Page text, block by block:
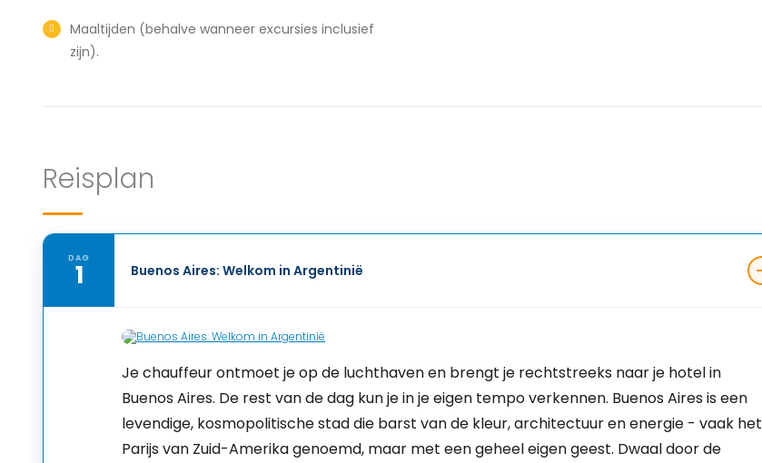
Maaltijden (behalve wanneer excursies inclusief
zijn).
Reisplan
DAG
1 Buenos Aires: Welkom in Argentinië
Je chauffeur ontmoet je op de luchthaven en brengt je rechtstreeks naar je hotel in
Buenos Aires. De rest van de dag kun je in je eigen tempo verkennen. Buenos Aires is een
levendige, kosmopolitische stad die barst van de kleur, architectuur en energie - vaak het
Parijs van Zuid-Amerika genoemd, maar met een geheel eigen geest. Dwaal door de